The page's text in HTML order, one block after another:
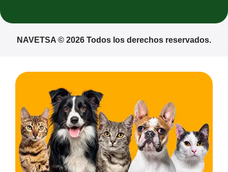
NAVETSA © 2026 Todos los derechos reservados.